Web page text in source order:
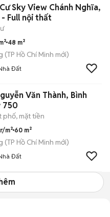
Sky View Chánh Nghĩa,
- Full nội thất
48 m²
(TP Hồ Chí Minh mới)
Đất
Văn Thành, Bình
750
phố, mặt tiền
m² 60 m²
(TP Hồ Chí Minh mới)
Đất